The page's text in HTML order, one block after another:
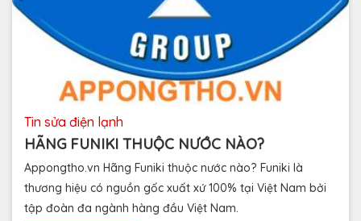
tin sửa điện lạnh
HÃNG FUNIKI THUỘC NƯỚC NÀO?
Appongtho.vn Hãng Funiki thuộc nước nào? Funiki là
thương hiệu có nguồn gốc xuất xứ 100% tại Việt Nam bởi
tập đoàn đa ngành hàng đầu Việt Nam.